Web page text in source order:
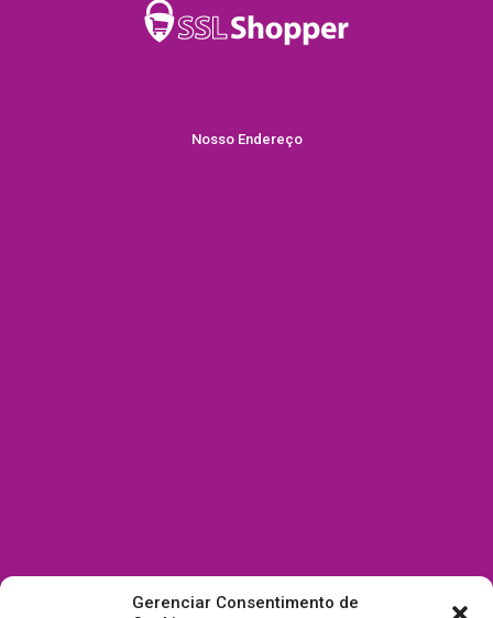
Gerenciar Consentimento de
Nosso Endereço